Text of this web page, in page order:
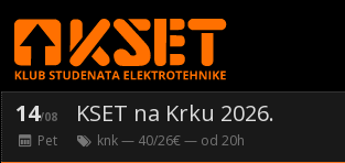
14/08 KSET na Krku 2026.
Pet knk— 40/26€ — od 20h